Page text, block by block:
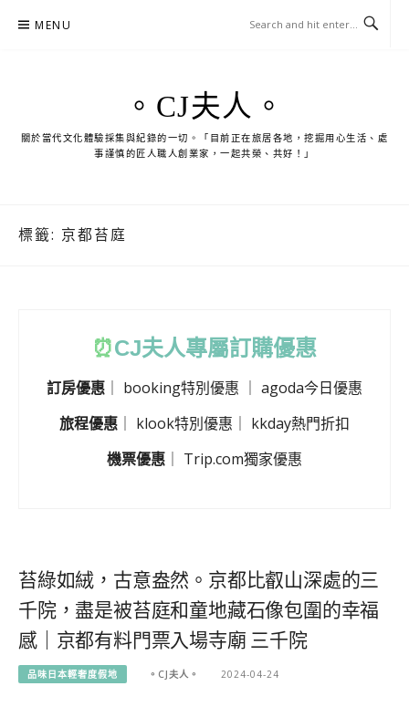
MENU
。CJ夫人。
關於當代文化體驗採集與紀錄的一切。「目前正在旅居各地，挖掘用心生活、處
事謹慎的匠人職人創業家，一起共榮、共好！」
標籤: 京都苔庭
⏰CJ夫人專屬訂購優惠
訂房優惠 booking特別優惠
agoda今日優惠
旅程優惠
klook特別優惠
kkday熱門折扣
機票優惠
Trip.com獨家優惠
苔綠如絨，古意盎然。京都比叡山深處的三
千院，盡是被苔庭和童地藏石像包圍的幸福
感｜京都有料門票入場寺廟 三千院
品味日本輕奢度假地 。CJ夫人。 2024-04-24